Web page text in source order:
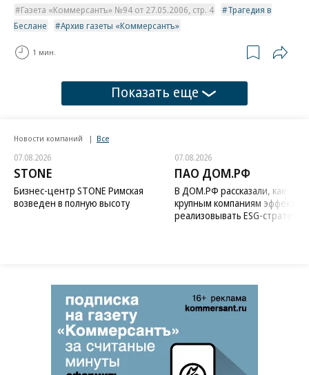
Газета «Коммерсантъ» №94 от 27.05.2006, стр. 4
Трагедия в
Беслане
Архив газеты «Коммерсантъ»
1 мин.
Показать еще
Новости компаний Все
07.08.2026
STONE
Бизнес-центр STONE Римская
возведен в полную высоту
07.08.2026
ПАО ДОМ.РФ
В ДОМ.РФ рассказали, как
крупным компаниям
реализовывать ESG-стратегию